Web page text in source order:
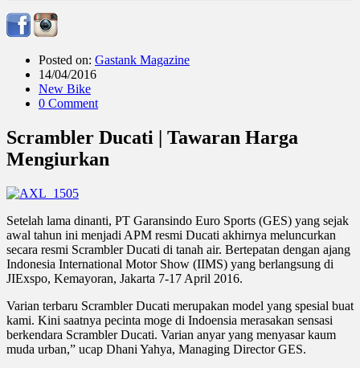
Posted on: Gastank Magazine
14/04/2016
New Bike
0 Comment
Scrambler Ducati | Tawaran Harga
Mengiurkan
Setelah lama dinanti, PT Garansindo Euro Sports (GES) yang sejak
awal tahun ini menjadi APM resmi Ducati akhirnya meluncurkan
secara resmi Scrambler Ducati di tanah air. Bertepatan dengan ajang
Indonesia International Motor Show (IIMS) yang berlangsung di
JIExspo, Kemayoran, Jakarta 7-17 April 2016.
Varian terbaru Scrambler Ducati merupakan model yang spesial buat
kami. Kini saatnya pecinta moge di Indoensia merasakan sensasi
berkendara Scrambler Ducati. Varian anyar yang menyasar kaum
muda urban,” ucap Dhani Yahya, Managing Director GES.